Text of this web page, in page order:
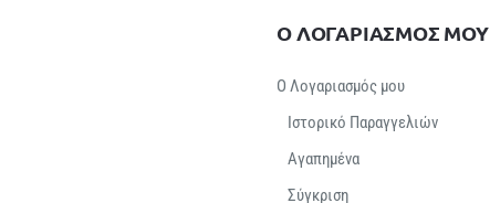
Ο ΛΟΓΑΡΙΑΣΜΟΣ ΜΟΥ
Ο Λογαριασμός μου
Ιστορικό Παραγγελιών
Αγαπημένα
Σύγκριση